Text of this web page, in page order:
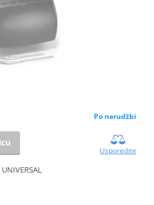
Po narudžbi
Usporedite
UNIVERSAL